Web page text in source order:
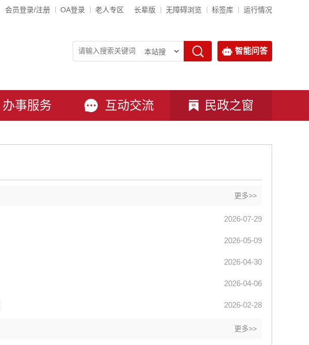
会员登录/注册 OA登录 老人专区 长辈版 无障碍浏览 标签库 运行情况
智能问答
办事服务 互动交流 民政之窗
更多>>
2026-07-29
2026-05-09
2026-04-30
2026-04-06
2026-02-28
更多>>